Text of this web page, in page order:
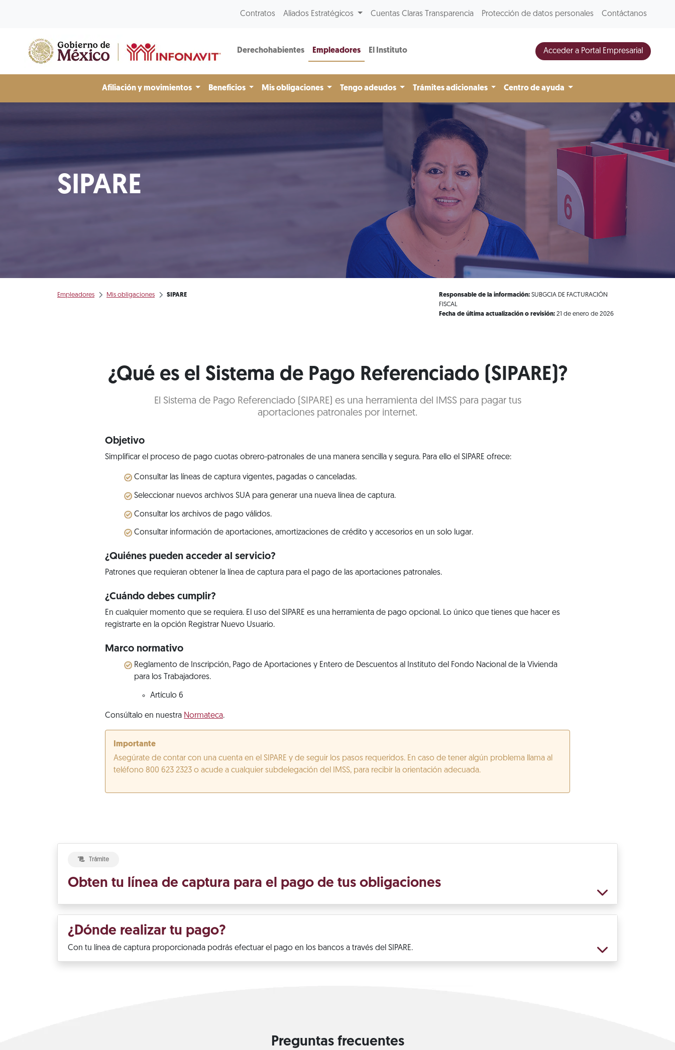
Contratos Aliados Estratégicos Cuentas Claras Transparencia Protección de datos personales Contáctanos
Derechohabientes Empleadores El Instituto Acceder a Portal Empresarial
Afiliación y movimientos Beneficios Mis obligaciones Tengo adeudos Trámites adicionales Centro de ayuda
SIPARE
Empleadores Mis obligaciones SIPARE Responsable de la información: SUBGCIA DE FACTURACIÓN
FISCAL
Fecha de última actualización o revisión: 21 de enero de 2026
¿Qué es el Sistema de Pago Referenciado (SIPARE)?
El Sistema de Pago Referenciado (SIPARE) es una herramienta del IMSS para pagar tus
aportaciones patronales por internet.
Objetivo
Simplificar el proceso de pago cuotas obrero-patronales de una manera sencilla y segura. Para ello el SIPARE ofrece:
Consultar las líneas de captura vigentes, pagadas o canceladas.
Seleccionar nuevos archivos SUA para generar una nueva línea de captura.
Consultar los archivos de pago válidos.
Consultar información de aportaciones, amortizaciones de crédito y accesorios en un solo lugar.
¿Quiénes pueden acceder al servicio?
Patrones que requieran obtener la línea de captura para el pago de las aportaciones patronales.
¿Cuándo debes cumplir?
En cualquier momento que se requiera. El uso del SIPARE es una herramienta de pago opcional. Lo único que tienes que hacer es
registrarte en la opción Registrar Nuevo Usuario.
Marco normativo
Reglamento de Inscripción, Pago de Aportaciones y Entero de Descuentos al Instituto del Fondo Nacional de la Vivienda
para los Trabajadores.
Artículo 6
Consúltalo en nuestra Normateca.
Importante
Asegúrate de contar con una cuenta en el SIPARE y de seguir los pasos requeridos. En caso de tener algún problema llama al
teléfono 800 623 2323 o acude a cualquier subdelegación del IMSS, para recibir la orientación adecuada.
Trámite
Obten tu línea de captura para el pago de tus obligaciones
¿Dónde realizar tu pago?
Con tu línea de captura proporcionada podrás efectuar el pago en los bancos a través del SIPARE.
Preguntas frecuentes